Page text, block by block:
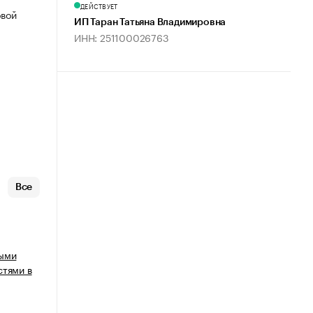
Все
в
ДЕЙСТВУЕТ
ИП Таран Татьяна Владимировна
ИНН: 251100026763